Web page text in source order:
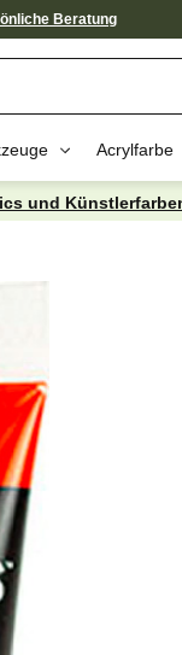
Beratung
Acrylfarbe
und
av dessa